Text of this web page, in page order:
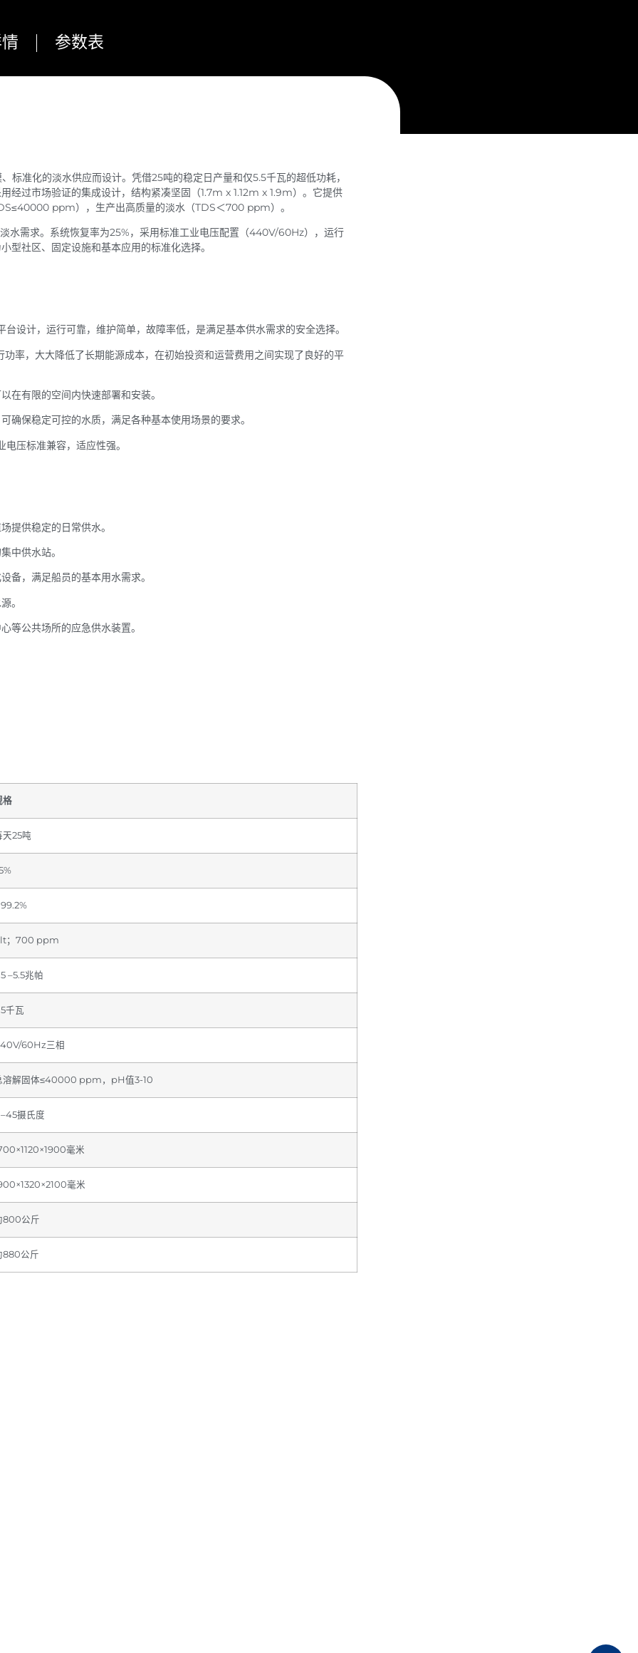
参数表
准化的淡水供应而设计。凭借25吨的稳定日产量和仅5.5千瓦的超低功耗，
经过市场验证的集成设计，结构紧凑坚固（1.7m x 1.12m x 1.9m）。它提供
ppm），生产出高质量的淡水（TDS＜700 ppm）。
水需求。系统恢复率为25%，采用标准工业电压配置（440V/60Hz），运行
型社区、固定设施和基本应用的标准化选择。
设计，运行可靠，维护简单，故障率低，是满足基本供水需求的安全选择。
率，大大降低了长期能源成本，在初始投资和运营费用之间实现了良好的平
在有限的空间内快速部署和安装。
确保稳定可控的水质，满足各种基本使用场景的要求。
压标准兼容，适应性强。
提供稳定的日常供水。
中供水站。
备，满足船员的基本用水需求。
。
等公共场所的应急供水装置。
格
天25吨
；700 ppm
–5.5兆帕
千瓦
60Hz三相
溶解固体≤40000 ppm，pH值3-10
摄氏度
毫米
毫米
800公斤
880公斤